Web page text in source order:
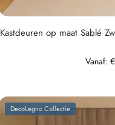
Kastdeuren op maat Sablé
Vanaf:€
DecoLegno Collectie